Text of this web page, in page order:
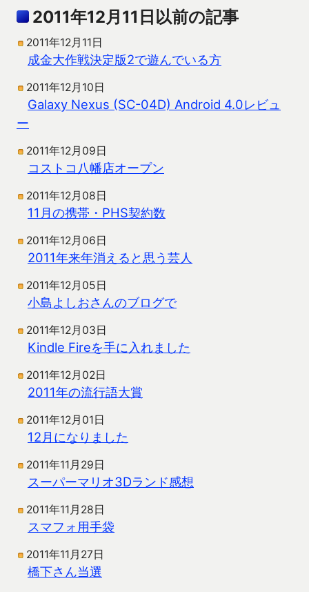
2011年12月11日以前の記事
2011年12月11日
成金大作戦決定版2で遊んでいる方
2011年12月10日
Galaxy Nexus (SC-04D) Android 4.0レビュ
ー
2011年12月09日
コストコ八幡店オープン
2011年12月08日
11月の携帯・PHS契約数
2011年12月06日
2011年来年消えると思う芸人
2011年12月05日
小島よしおさんのブログで
2011年12月03日
Kindle Fireを手に入れました
2011年12月02日
2011年の流行語大賞
2011年12月01日
12月になりました
2011年11月29日
スーパーマリオ3Dランド感想
2011年11月28日
スマフォ用手袋
2011年11月27日
橋下さん当選